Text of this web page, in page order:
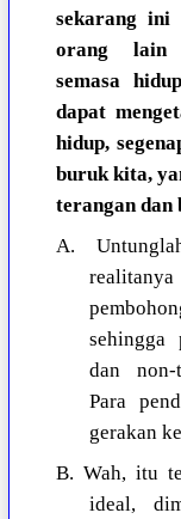
sekarang
orang lain
semasa
dapat
hidup,
buruk kita,
terangan dan
A.
sehingga
dan non-
Para
gerakan
B. Wah, itu
ideal,